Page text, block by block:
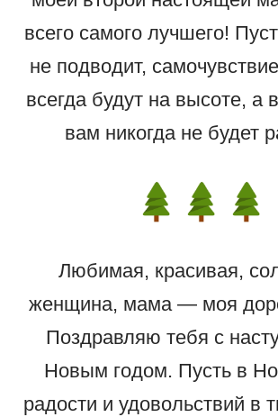
всего самого лучшего!
не подводит,
всегда будут на высоте, а
вам никогда не будет
Любимая, красивая,
женщина, мама — моя
Поздравляю тебя с
Новым годом. Пусть в
радости и удовольствий в